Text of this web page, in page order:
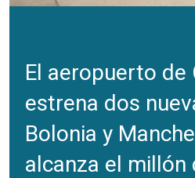
El aeropuerto de
estrena dos
Bolonia y
alcanza el millón